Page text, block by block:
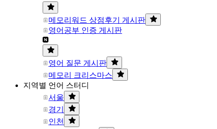
메모리워드 상점후기 게시판
영어공부 인증 게시판
영어 질문 게시판
메모리 크리스마스
지역별 언어 스터디
서울
경기
인천